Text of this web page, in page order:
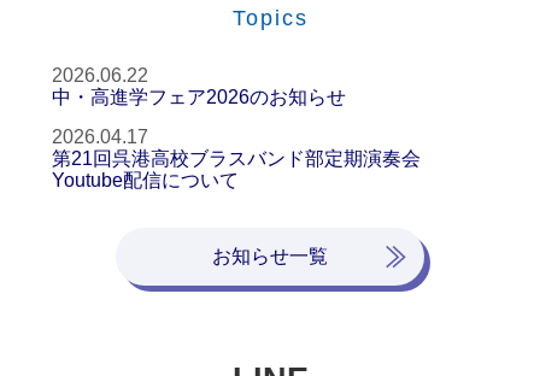
Topics
2026.06.22
中・高進学フェア2026のお知らせ
2026.04.17
第21回呉港高校ブラスバンド部定期演奏会
Youtube配信について
お知らせ一覧